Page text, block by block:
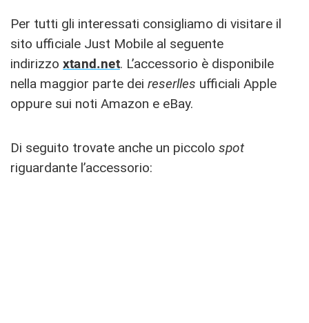
Per tutti gli interessati consigliamo di visitare il
sito ufficiale Just Mobile al seguente
indirizzo xtand.net. L’accessorio è disponibile
nella maggior parte dei reserlles ufficiali Apple
oppure sui noti Amazon e eBay.
Di seguito trovate anche un piccolo spot
riguardante l’accessorio: